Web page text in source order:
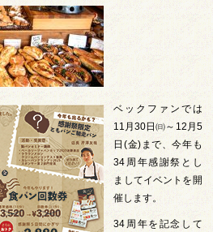
ベックファンでは
11月30日㈰～12月5
日(金)まで、今年も
34周年感謝祭とし
ましてイベントを開
催します。
34周年を記念して